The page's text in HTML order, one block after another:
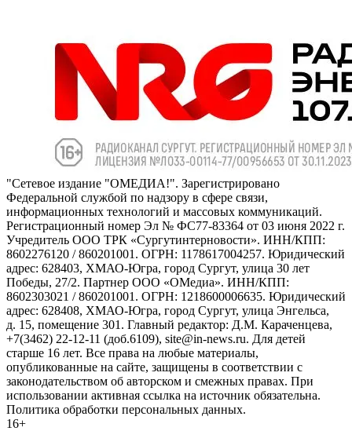
"Сетевое издание "ОМЕДИА!". Зарегистрировано
Федеральной службой по надзору в сфере связи,
информационных технологий и массовых коммуникаций.
Регистрационный номер Эл № ФС77-83364 от 03 июня 2022 г.
Учредитель ООО ТРК «Сургутинтерновости». ИНН/КПП:
8602276120 / 860201001. ОГРН: 1178617004257. Юридический
адрес: 628403, ХМАО-Югра, город Сургут, улица 30 лет
Победы, 27/2. Партнер ООО «ОМедиа». ИНН/КПП:
8602303021 / 860201001. ОГРН: 1218600006635. Юридический
адрес: 628408, ХМАО-Югра, город Сургут, улица Энгельса,
д. 15, помещение 301. Главный редактор: Д.М. Караченцева,
+7(3462) 22-12-11 (доб.6109), site@in-news.ru. Для детей
старше 16 лет. Все права на любые материалы,
опубликованные на сайте, защищены в соответствии с
законодательством об авторском и смежных правах. При
использовании активная ссылка на источник обязательна.
Политика обработки персональных данных.
16+